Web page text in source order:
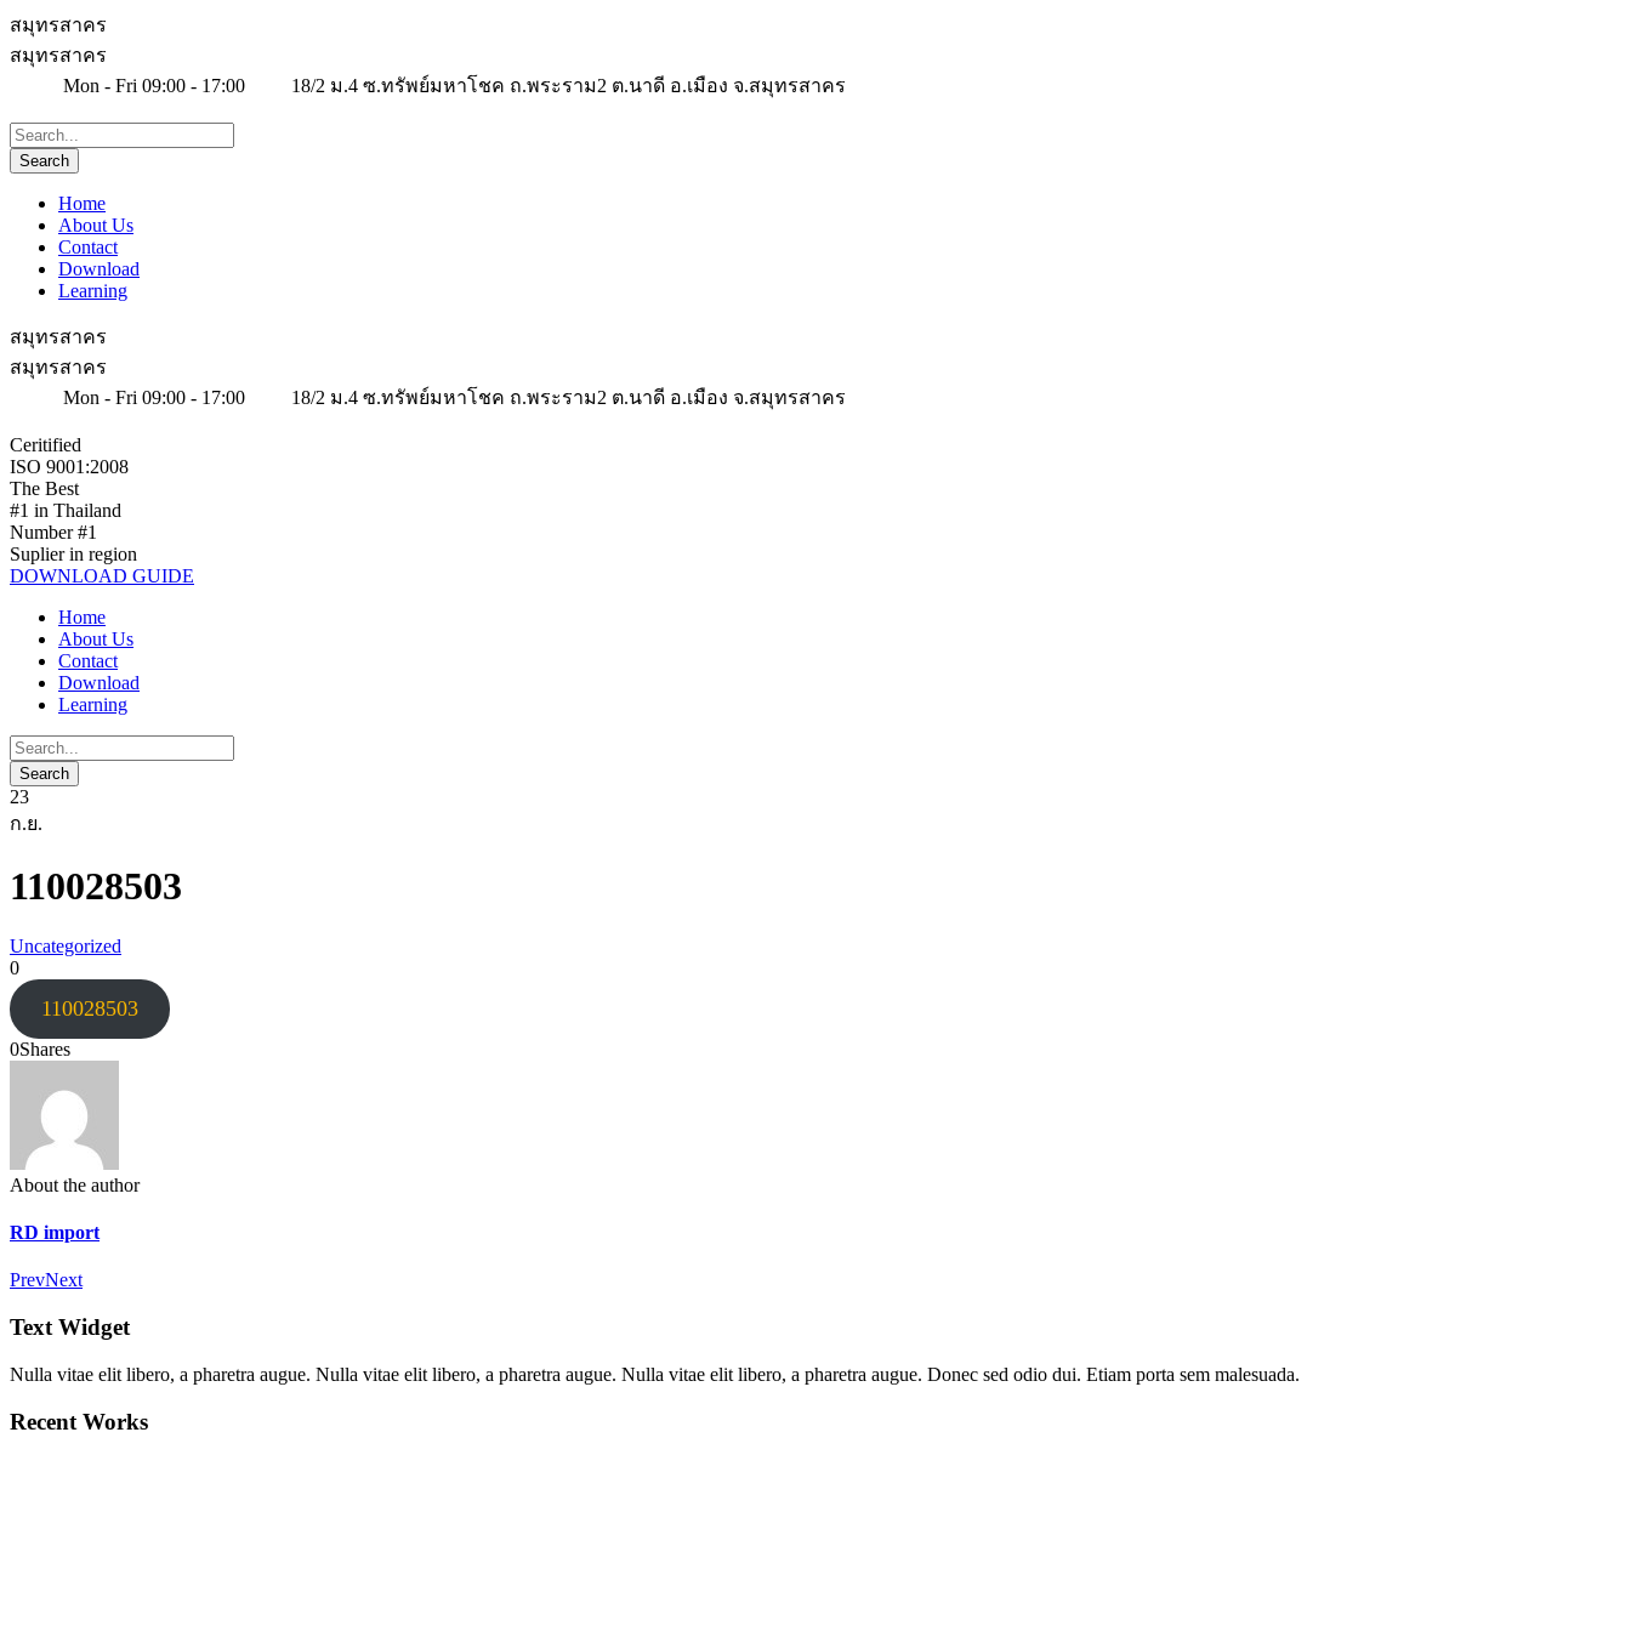
สมุทรสาคร
สมุทรสาคร
Mon - Fri 09:00 - 17:00
18/2 ม.4 ซ.ทรัพย์มหาโชค ถ.พระราม2 ต.นาดี อ.เมือง จ.สมุทรสาคร
Home
About Us
Contact
Download
Learning
สมุทรสาคร
สมุทรสาคร
Mon - Fri 09:00 - 17:00
18/2 ม.4 ซ.ทรัพย์มหาโชค ถ.พระราม2 ต.นาดี อ.เมือง จ.สมุทรสาคร
Ceritified
ISO 9001:2008
The Best
#1 in Thailand
Number #1
Suplier in region
DOWNLOAD GUIDE
Home
About Us
Contact
Download
Learning
23
ก.ย.
110028503
Uncategorized
0
110028503
0Shares
About the author
RD import
PrevNext
Text Widget
Nulla vitae elit libero, a pharetra augue. Nulla vitae elit libero, a pharetra augue. Nulla vitae elit libero, a pharetra augue. Donec sed odio dui. Etiam porta sem malesuada.
Recent Works